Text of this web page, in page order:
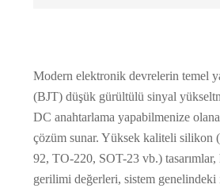
Modern elektronik devrelerin temel
(BJT) düşük gürültülü sinyal
DC anahtarlama yapabilmenize
çözüm sunar. Yüksek kaliteli silikon
92, TO-220, SOT-23 vb.)
gerilimi değerleri, sistem genelindeki